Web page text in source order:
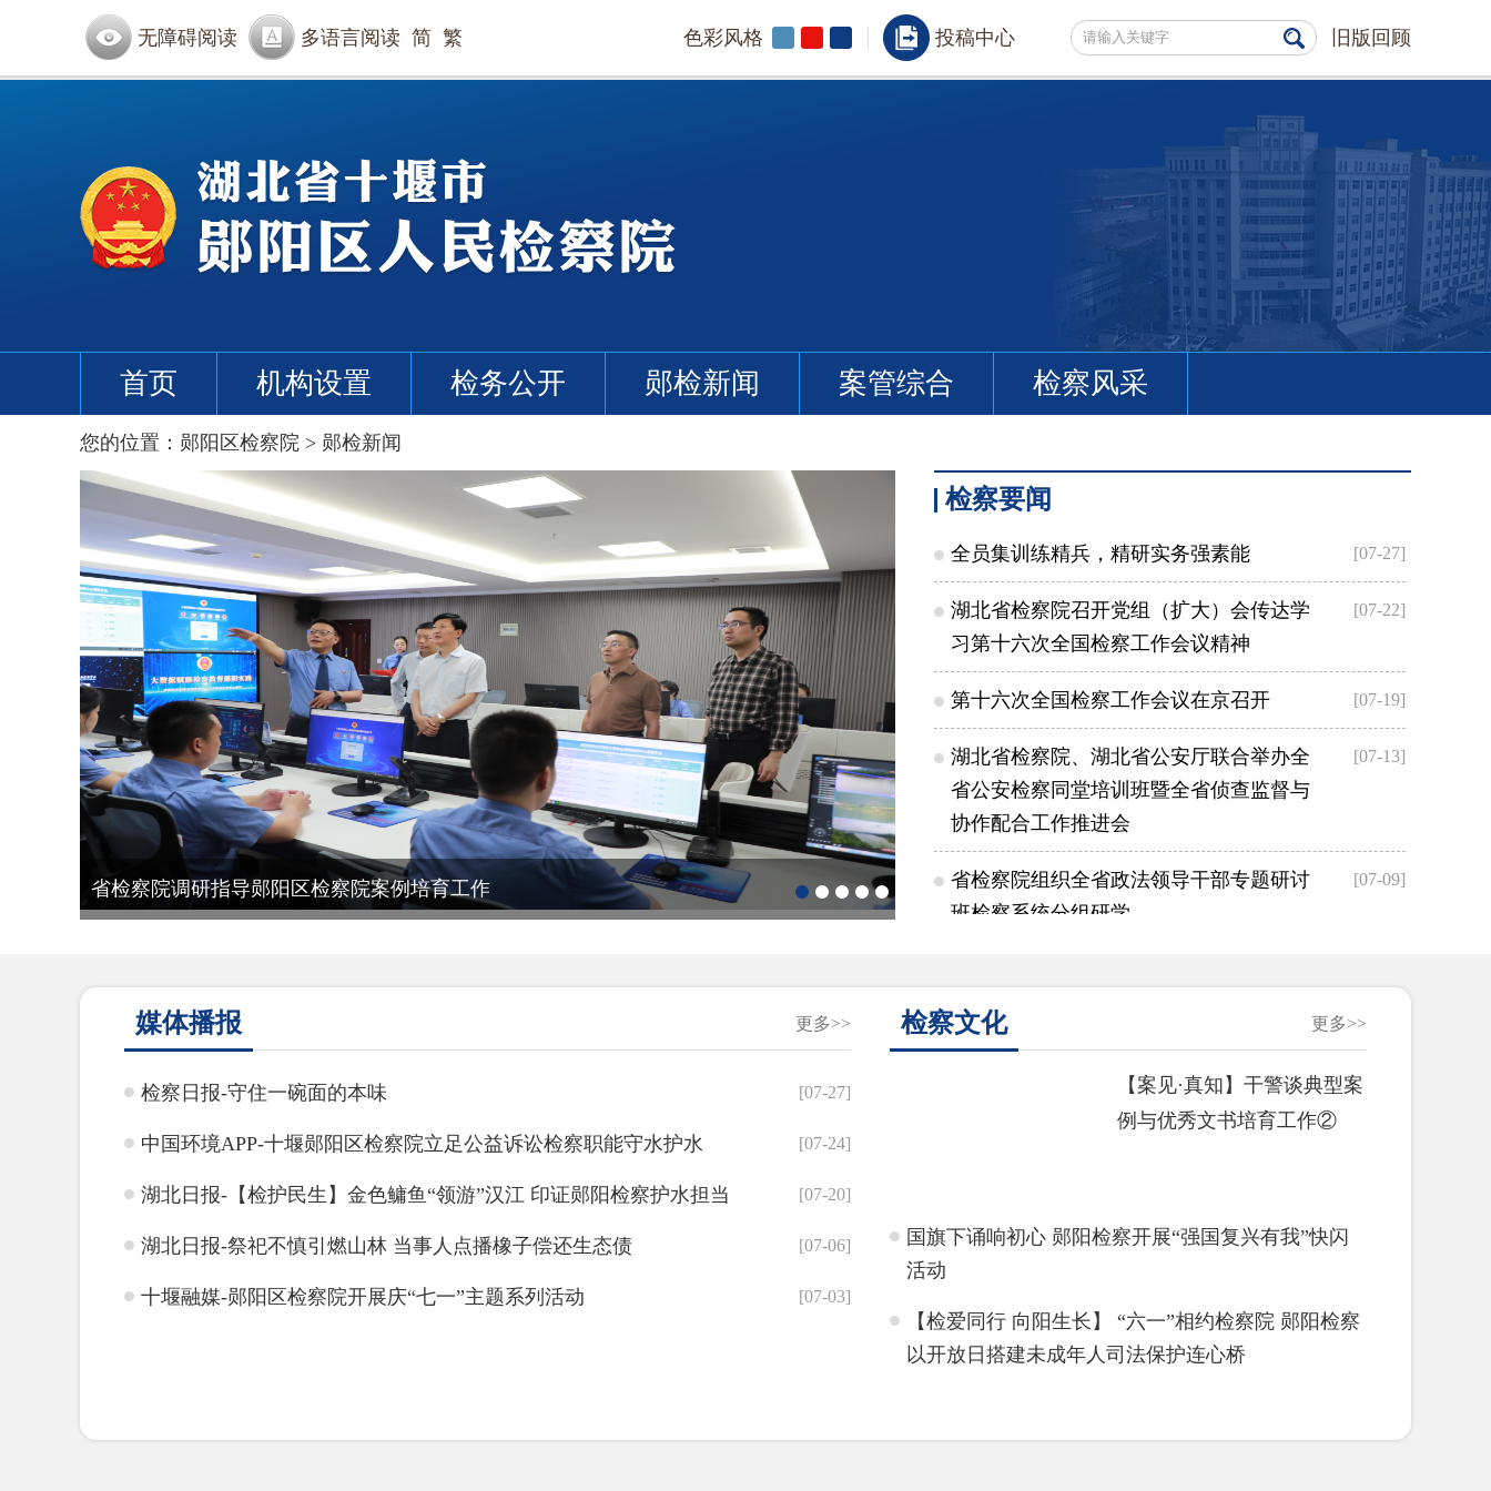
无障碍阅读 多语言阅读 简 繁 色彩风格 投稿中心 旧版回顾
首页 机构设置 检务公开 郧检新闻 案管综合 检察风采
您的位置： 郧阳区检察院 > 郧检新闻
省检察院调研指导郧阳区检察院案例培育工作 郧阳区人民检察院检察长董可飞在区第十八届人民代表大会第六
检察要闻
[07-27]
全员集训练精兵，精研实务强素能
[07-22]
湖北省检察院召开党组（扩大）会传达学
习第十六次全国检察工作会议精神
[07-19]
第十六次全国检察工作会议在京召开
[07-13]
湖北省检察院、湖北省公安厅联合举办全
省公安检察同堂培训班暨全省侦查监督与
协作配合工作推进会
[07-09]
省检察院组织全省政法领导干部专题研讨
班检察系统分组研学
啦！
媒体播报 更多>>
[07-27]
检察日报-守住一碗面的本味
[07-24]
中国环境APP-十堰郧阳区检察院立足公益诉讼检察职能守水护水
[07-20]
湖北日报-【检护民生】金色鳙鱼“领游”汉江 印证郧阳检察护水担当
[07-06]
湖北日报-祭祀不慎引燃山林 当事人点播橡子偿还生态债
[07-03]
十堰融媒-郧阳区检察院开展庆“七一”主题系列活动
检察文化 更多>>
【案见·真知】干警谈典型案
例与优秀文书培育工作②
国旗下诵响初心 郧阳检察开展“强国复兴有我”快闪
活动
【检爱同行 向阳生长】 “六一”相约检察院 郧阳检察
以开放日搭建未成年人司法保护连心桥